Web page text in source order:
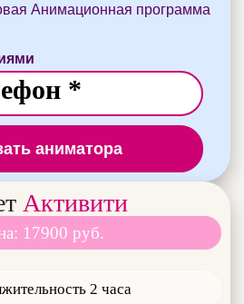
Анимационная программа
аниматора
Активити
17900 руб.
2 часа